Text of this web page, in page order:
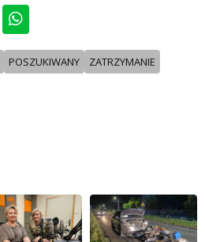
POSZUKIWANY
ZATRZYMANIE